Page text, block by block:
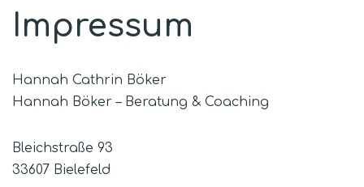
Impressum
Hannah Cathrin Böker
Hannah Böker – Beratung & Coaching
Bleichstraße 93
33607 Bielefeld